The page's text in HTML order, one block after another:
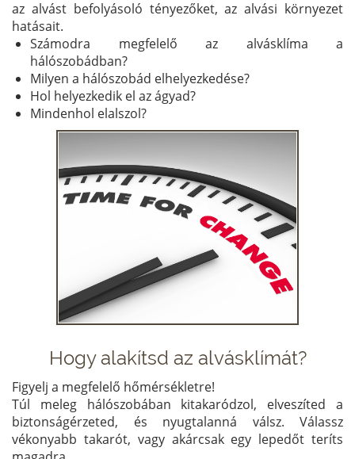
az alvást befolyásoló tényezőket, az alvási környezet
hatásait.
Számodra megfelelő az alvásklíma a
hálószobádban?
Milyen a hálószobád elhelyezkedése?
Hol helyezkedik el az ágyad?
Mindenhol elalszol?
Hogy alakítsd az alvásklímát?
Figyelj a megfelelő hőmérsékletre!
Túl meleg hálószobában kitakaródzol, elveszíted a
biztonságérzeted, és nyugtalanná válsz. Válassz
vékonyabb takarót, vagy akárcsak egy lepedőt teríts